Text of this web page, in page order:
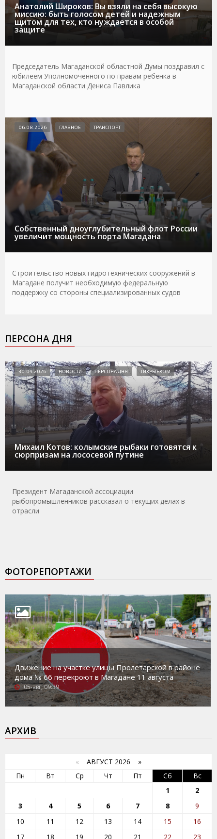
Анатолий Широков: Вы взяли на себя высокую
миссию: быть голосом детей и надежным
щитом для тех, кто нуждается в особой
защите
Председатель Магаданской областной Думы поздравил с
юбилеем Уполномоченного по правам ребенка в
Магаданской области Дениса Павлика
Собственный дноуглубительный флот России
увеличит мощность порта Магадана
06.08.2026 ГЛАВНОЕ ТРАНСПОРТ
Строительство новых гидротехнических сооружений в
Магадане получит необходимую федеральную
поддержку со стороны специализированных судов
ПЕРСОНА ДНЯ
Михаил Котов: колымские рыбаки готовятся к
сюрпризам на лососевой путине
30.04.2026 НОВОСТИ ПЕРСОНА ДНЯ ТИХРЫБКОМ
Президент Магаданской ассоциации
рыбопромышленников рассказал о текущих делах в
отрасли
ФОТОРЕПОРТАЖИ
Движение на участке улицы Пролетарской в районе
дома № 66 перекроют в Магадане 11 августа
05-авг, 09:39
АРХИВ
« АВГУСТ 2026 »
Пн
Вт Ср Чт Пт Сб
Вс
1
2
3
4 5 6 7 8
9
10
11 12 13 14 15
16
17
18 19 20 21 22 23